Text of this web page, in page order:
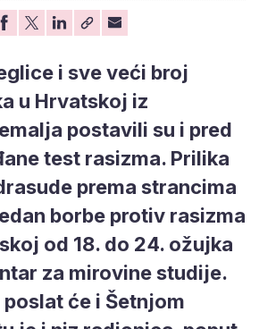
i sve veći broj
u Hrvatskoj iz
postavili su i pred
test rasizma. Prilika
prema strancima
borbe protiv rasizma
od 18. do 24. ožujka
za mirovine studije.
će i Šetnjom